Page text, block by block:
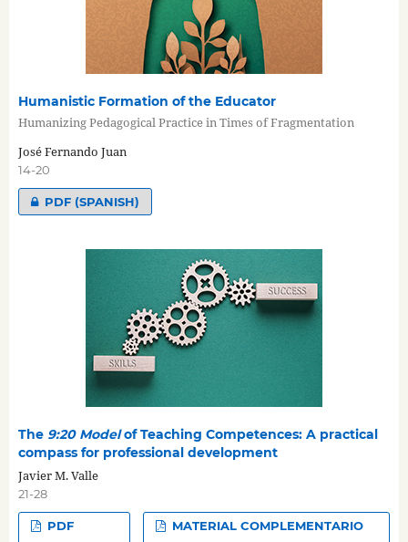
Humanistic Formation of the Educator
Humanizing Pedagogical Practice in Times of Fragmentation
José Fernando Juan
14-20
PDF (SPANISH)
The9:20 Modelof Teaching Competences: A practical
compass for professional development
Javier M. Valle
21-28
PDF
MATERIAL COMPLEMENTARIO